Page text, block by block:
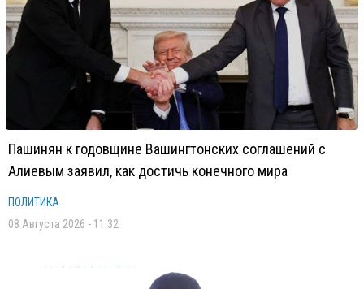
Пашинян к годовщине Вашингтонских соглашений с
Алиевым заявил, как достичь конечного мира
ПОЛИТИКА
08 Августа 2026 - 11:32